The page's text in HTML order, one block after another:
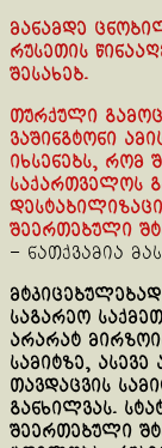
მანამდე
რუსეთის
შესახებ.
თურქული
ვაშინგტონი
იხსენებს, რომ
საქართველოს
შეერთებული
– ნათქვამია
საგარეო
არარატ
სამიტზე,
თავდაცვის
განხილვას.
შეერთებული